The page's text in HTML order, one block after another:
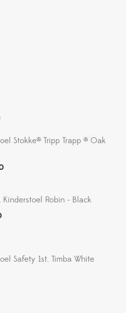
Stokke® Tripp Trapp ® Oak
Kinderstoel Robin - Black
Safety 1st. Timba White